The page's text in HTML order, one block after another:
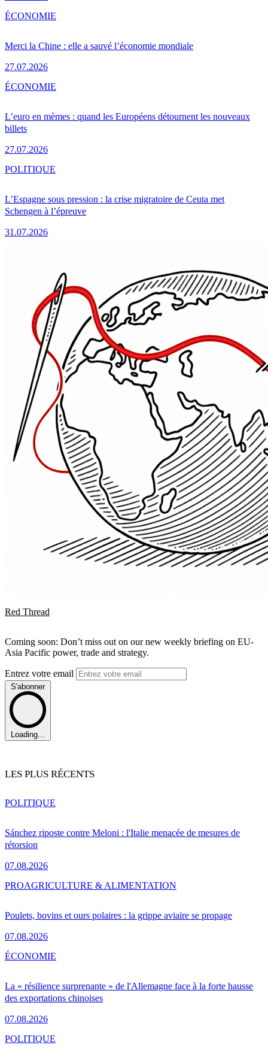
Merci la Chine : elle a sauvé l’économie mondiale
27.07.2026
ÉCONOMIE
L’euro en mèmes : quand les Européens détournent les nouveaux
billets
27.07.2026
ÉCONOMIE
L’Espagne sous pression : la crise migratoire de Ceuta met
Schengen à l’épreuve
31.07.2026
POLITIQUE
Red Thread
Coming soon: Don’t miss out on our new weekly briefing on EU-
Asia Pacific power, trade and strategy.
Entrez votre email
S'abonner
Loading...
LES PLUS RÉCENTS
Sánchez riposte contre Meloni : l'Italie menacée de mesures de
rétorsion
07.08.2026
POLITIQUE
Poulets, bovins et ours polaires : la grippe aviaire se propage
07.08.2026
PROAGRICULTURE & ALIMENTATION
La « résilience surprenante » de l'Allemagne face à la forte hausse
des exportations chinoises
07.08.2026
ÉCONOMIE
POLITIQUE